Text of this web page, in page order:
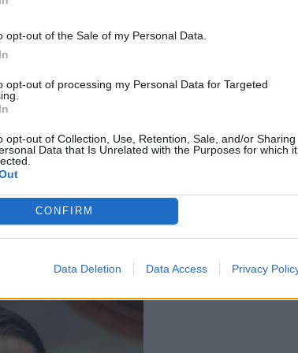
opt-out of the Sale of my Personal Data.
opt-out of processing my Personal Data for Targeted
opt-out of Collection, Use, Retention, Sale, and/or Sharing
Data that Is Unrelated with the Purposes for which it
CONFIRM
Data Deletion Data Access Privacy
Ντοσκογιέφσκι, ο Φώκνερ κ.ά.) το καλύτερο
επική, παγκόσμια ιστορία πάνω σε όλα τα
του λογοτεχνικού ρεαλισμού και
παντού στον κόσμο.